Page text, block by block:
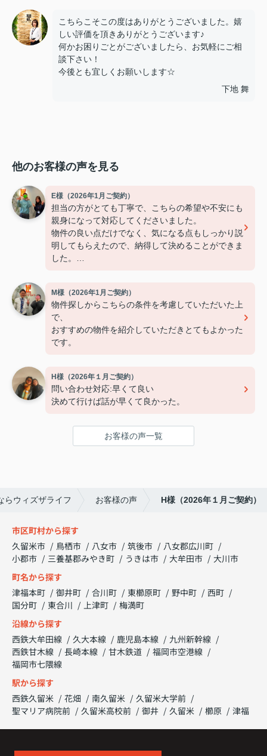
こちらこそこの度はありがとうございました。嬉
しい評価を頂きありがとうございます♪
何かお困りごとがございましたら、お気軽にご相
談下さい！
今後とも宜しくお願いします☆
下地 舞
他のお客様の声を見る
E様（2026年1月ご契約）
担当の方がとても丁寧で、こちらの希望や不安にも
親身になって対応してくださいました。
物件の良い点だけでなく、気になる点もしっかり説
明してもらえたので、納得して決めることができま
した。
また引っ越しの機会があれば、ぜひお願いしたいで
す。
M様（2026年1月ご契約）
物件探しからこちらの条件を考慮していただいた上
で、
おすすめの物件を紹介していただきとてもよかった
です。
H様（2026年１月ご契約）
問い合わせ対応:早くて良い
決めて行けば話が早くて良かった。
お客様の声一覧
らウィズザライフ お客様の声 H様（2026年１月ご契約）
市区町村から探す
久留米市
鳥栖市 八女市 筑後市
八女郡広川町
小郡市
三養基郡みやき町 うきは市 大牟田市
大川市
町名から探す
津福本町
御井町 合川町 東櫛原町 野中町
西町
国分町
東合川 上津町
梅満町
沿線から探す
西鉄大牟田線
久大本線 鹿児島本線
九州新幹線
西鉄甘木線
長崎本線 甘木鉄道
福岡市空港線
福岡市七隈線
駅から探す
西鉄久留米
花畑 南久留米
久留米大学前
聖マリア病院前
久留米高校前 御井 久留米 櫛原 津福